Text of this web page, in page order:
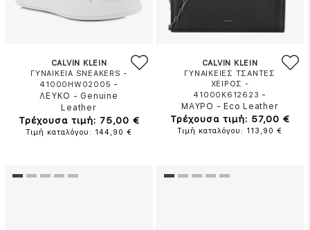
CALVIN KLEIN
ΓΥΝΑΙΚΕΙΑ SNEAKERS -
41000HW02005 -
ΛΕΥΚΟ - Genuine
Leather
Τρέχουσα τιμή: 75,00 €
Τιμή καταλόγου: 144,90 €
CALVIN KLEIN
ΓΥΝΑΙΚΕΙΕΣ ΤΣΑΝΤΕΣ
ΧΕΙΡΟΣ -
41000K612623 -
ΜΑΥΡΟ - Eco Leather
Τρέχουσα τιμή: 57,00 €
Τιμή καταλόγου: 113,90 €